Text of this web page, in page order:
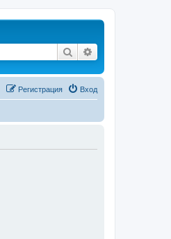
Поиск
Вход
Регистрация